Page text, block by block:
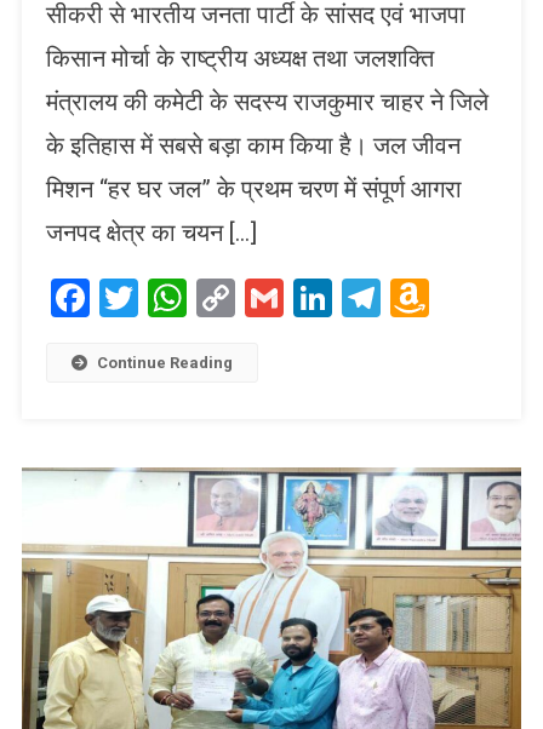
सीकरी से भारतीय जनता पार्टी के सांसद एवं भाजपा
किसान मोर्चा के राष्ट्रीय अध्यक्ष तथा जलशक्ति
मंत्रालय की कमेटी के सदस्य राजकुमार चाहर ने जिले
के इतिहास में सबसे बड़ा काम किया है। जल जीवन
मिशन “हर घर जल” के प्रथम चरण में संपूर्ण आगरा
जनपद क्षेत्र का चयन […]
Facebook
TwitterWhatsApp
CopyGmailLinkedIn
Telegram
Continue Reading